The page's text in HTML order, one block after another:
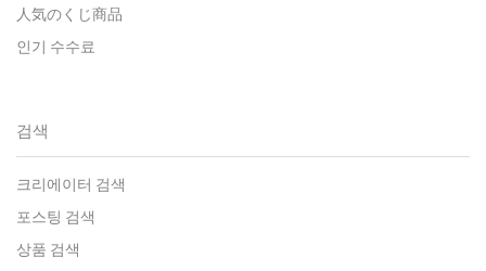
人気のくじ商品
인기 수수료
검색
크리에이터 검색
포스팅 검색
상품 검색